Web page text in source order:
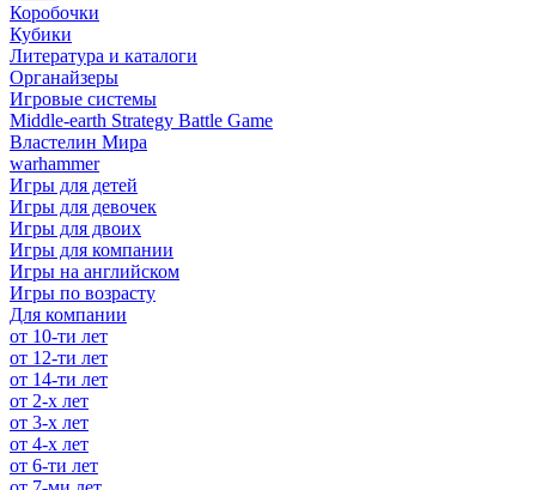
Коробочки
Кубики
Литература и каталоги
Органайзеры
Игровые системы
Middle-earth Strategy Battle Game
Властелин Мира
warhammer
Игры для детей
Игры для девочек
Игры для двоих
Игры для компании
Игры на английском
Игры по возрасту
Для компании
от 10-ти лет
от 12-ти лет
от 14-ти лет
от 2-х лет
от 3-х лет
от 4-х лет
от 6-ти лет